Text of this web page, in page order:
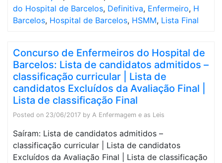
do Hospital de Barcelos, Definitiva, Enfermeiro, H
Barcelos, Hospital de Barcelos, HSMM, Lista Final
Concurso de Enfermeiros do Hospital de
Barcelos: Lista de candidatos admitidos –
classificação curricular | Lista de
candidatos Excluídos da Avaliação Final |
Lista de classificação Final
Posted on 23/06/2017 by A Enfermagem e as Leis
Saíram: Lista de candidatos admitidos –
classificação curricular | Lista de candidatos
Excluídos da Avaliação Final | Lista de classificação